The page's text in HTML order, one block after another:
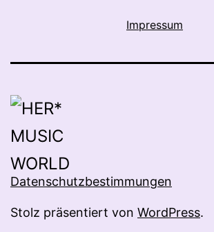
Impressum
Datenschutzbestimmungen
Stolz präsentiert von WordPress.